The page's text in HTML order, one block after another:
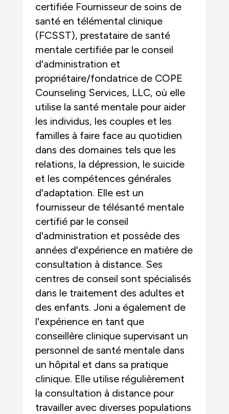
certifiée Fournisseur de soins de
santé en télémental clinique
(FCSST), prestataire de santé
mentale certifiée par le conseil
d'administration et
propriétaire/fondatrice de COPE
Counseling Services, LLC, où elle
utilise la santé mentale pour aider
les individus, les couples et les
familles à faire face au quotidien
dans des domaines tels que les
relations, la dépression, le suicide
et les compétences générales
d'adaptation. Elle est un
fournisseur de télésanté mentale
certifié par le conseil
d'administration et possède des
années d'expérience en matière de
consultation à distance. Ses
centres de conseil sont spécialisés
dans le traitement des adultes et
des enfants. Joni a également de
l'expérience en tant que
conseillère clinique supervisant un
personnel de santé mentale dans
un hôpital et dans sa pratique
clinique. Elle utilise régulièrement
la consultation à distance pour
travailler avec diverses populations